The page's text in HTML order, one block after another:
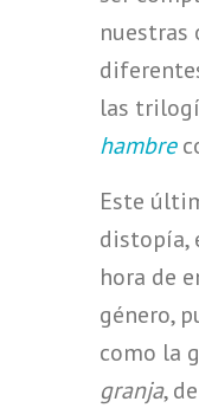
nuestras
las
hambre
Este
distopía,
hora de
género,
como la
granja,